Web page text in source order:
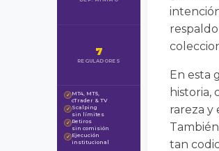
7
REGULADORES
✓ MT4, MT5,
cTrader & TV
✓ Scalping
sin límites
✓ Retiros
sin comisión
✓ Ejecución
institucional
En esta
historia,
rareza y
tan